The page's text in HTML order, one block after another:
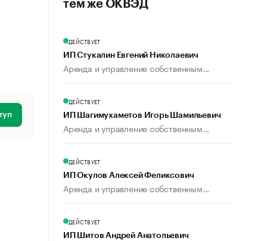
тем же ОКВЭД
ДЕЙСТВУЕТ
ИП Стукалин Евгений Николаевич
Аренда и управление собственным...
ДЕЙСТВУЕТ
ИП Шагимухаметов Игорь Шамильевич
Аренда и управление собственным...
ДЕЙСТВУЕТ
ИП Окулов Алексей Феликсович
Аренда и управление собственным...
ДЕЙСТВУЕТ
ИП Шитов Андрей Анатольевич